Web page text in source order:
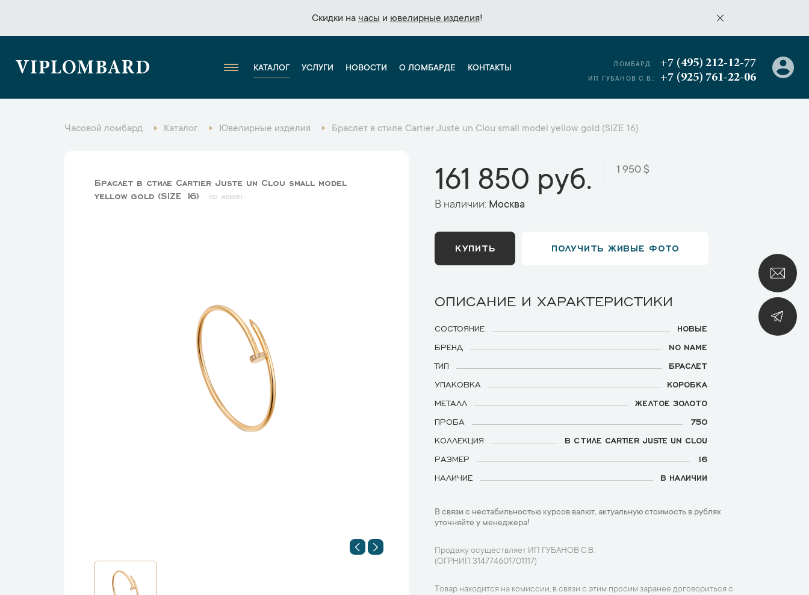
Скидки на часы и ювелирные изделия!
Скидки на часы и ювелирные изделия!
VIPLOMBARD КАТАЛОГ УСЛУГИ НОВОСТИ О ЛОМБАРДЕ КОНТАКТЫ ЛОМБАРД: +7 (495) 212-12-77
ИП ГУБАНОВ С.В.: +7 (925) 761-22-06
Часовой ломбард Каталог Ювелирные изделия Браслет в стиле Cartier Juste un Clou small model yellow gold (SIZE 16)
Браслет в стиле Cartier Juste un Clou small model
yellow gold (SIZE 16)
41928 161 850 руб. 1 950 $
В наличии: Москва
КУПИТЬ ПОЛУЧИТЬ ЖИВЫЕ ФОТО
ОПИСАНИЕ И ХАРАКТЕРИСТИКИ
СОСТОЯНИЕ
НОВЫЕ
БРЕНД
NO NAME
ТИП
БРАСЛЕТ
УПАКОВКА
КОРОБКА
МЕТАЛЛ
ЖЕЛТОЕ ЗОЛОТО
ПРОБА
750
КОЛЛЕКЦИЯ
В СТИЛЕ CARTIER JUSTE UN CLOU
РАЗМЕР
16
НАЛИЧИЕ
В НАЛИЧИИ
В связи с нестабильностью курсов валют, актуальную стоимость в рублях
уточняйте у менеджера!
Продажу осуществляет ИП ГУБАНОВ С.В.
(ОГРНИП 314774601701117)
Товар находится на комиссии, в связи с этим просим заранее договориться с